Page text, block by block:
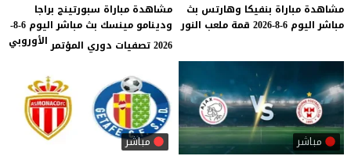
مشاهدة مباراة بنفيكا وهارتس بث
مباشر اليوم 6-8-2026 قمة ملعب النور
مشاهدة مباراة سبورتينج براجا
ودينامو مينسك بث مباشر اليوم 6-8-
2026 تصفيات دوري المؤتمر
الأوروبي
مباشر مباشر